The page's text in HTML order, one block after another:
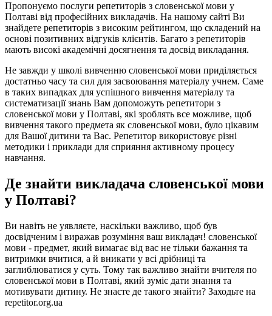
Пропонуємо послуги репетиторів з словенської мови у
Полтаві від професійних викладачів. На нашому сайті Ви
знайдете репетиторів з високим рейтингом, що складений на
основі позитивних відгуків клієнтів. Багато з репетиторів
мають високі академічні досягнення та досвід викладання.
Не завжди у школі вивченню словенської мови приділяється
достатньо часу та сил для засвоювання матеріалу учнем. Саме
в таких випадках для успішного вивчення матеріалу та
систематизації знань Вам допоможуть репетитори з
словенської мови у Полтаві, які зроблять все можливе, щоб
вивчення такого предмета як словенської мови, було цікавим
для Вашої дитини та Вас. Репетитор використовує різні
методики і приклади для сприяння активному процесу
навчання.
Де знайти викладача словенської мови
у Полтаві?
Ви навіть не уявляєте, наскільки важливо, щоб був
досвідченим і виражав розуміння ваш викладач! словенської
мови - предмет, який вимагає від вас не тільки бажання та
витримки вчитися, а й вникати у всі дрібниці та
заглиблюватися у суть. Тому так важливо знайти вчителя по
словенської мови в Полтаві, який зуміє дати знання та
мотивувати дитину. Не знаєте де такого знайти? Заходьте на
repetitor.org.ua